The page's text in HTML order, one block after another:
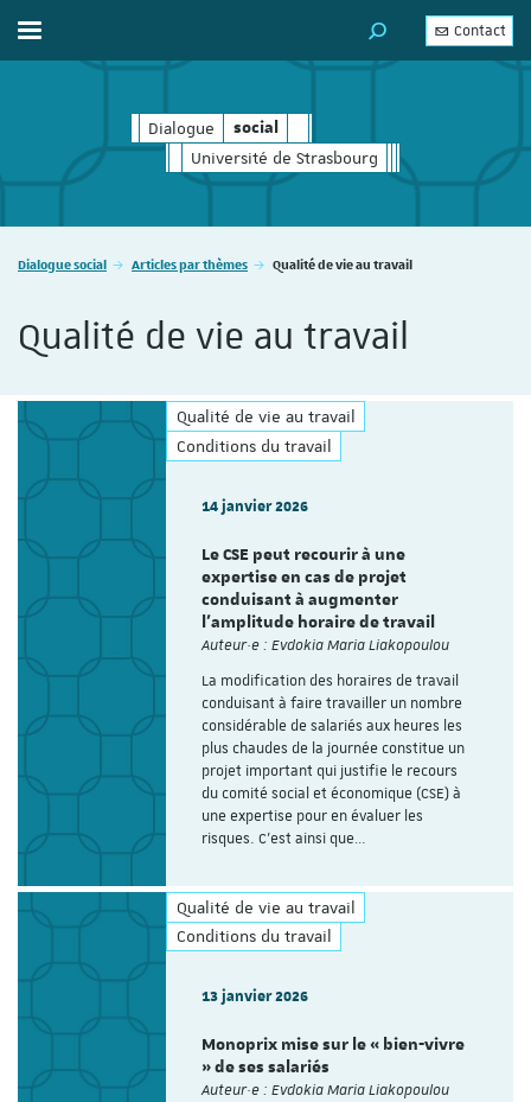
Dialogue social
social
Université de Strasbourg
Afficher / masquer le menu MOTEUR DE
Contact
Vous êtes ici :
Dialogue social Articles par thèmes Qualité de vie au travail
Qualité de vie au travail
Qualité de vie au travail
Conditions du travail
14 janvier 2026
Le CSE peut recourir à une
expertise en cas de projet
conduisant à augmenter
l’amplitude horaire de travail
Auteur·e : Evdokia Maria Liakopoulou
La modification des horaires de travail
conduisant à faire travailler un nombre
considérable de salariés aux heures les
plus chaudes de la journée constitue un
projet important qui justifie le recours
du comité social et économique (CSE) à
une expertise pour en évaluer les
risques. C’est ainsi que…
Qualité de vie au travail
Conditions du travail
13 janvier 2026
Monoprix mise sur le « bien-vivre
» de ses salariés
Auteur·e : Evdokia Maria Liakopoulou